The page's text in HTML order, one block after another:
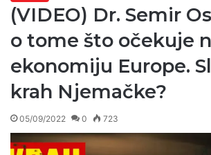
(VIDEO) Dr. Semir
o tome što očekuje
ekonomiju Europe.
krah Njemačke?
05/09/2022 0 723